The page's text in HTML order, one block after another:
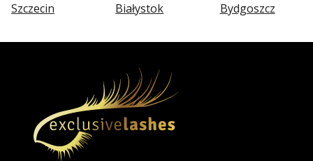
Szczecin
Białystok
Bydgoszcz